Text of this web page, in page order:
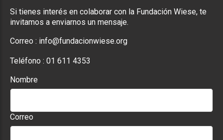
Si tienes interés en colaborar con la Fundación Wiese, te
invitamos a enviarnos un mensaje.
Correo : info@fundacionwiese.org
Teléfono : 01 611 4353
Nombre
Correo